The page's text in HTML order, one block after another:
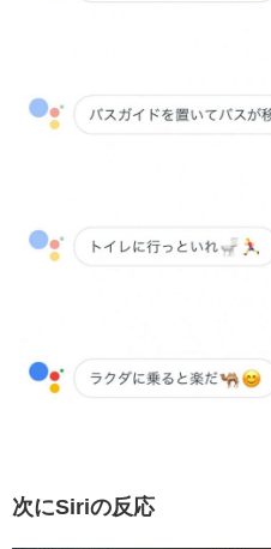
次にSiriの反応